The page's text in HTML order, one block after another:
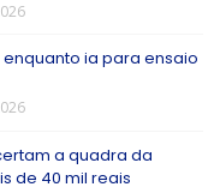
enquanto ia para ensaio
a quadra da
de 40 mil reais